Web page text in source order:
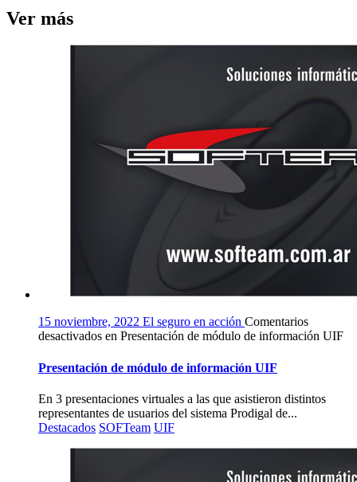
Ver más
15 noviembre, 2022 El seguro en acción Comentarios
desactivados en Presentación de módulo de información UIF
Presentación de módulo de información UIF
En 3 presentaciones virtuales a las que asistieron distintos
representantes de usuarios del sistema Prodigal de...
Destacados SOFTeam UIF